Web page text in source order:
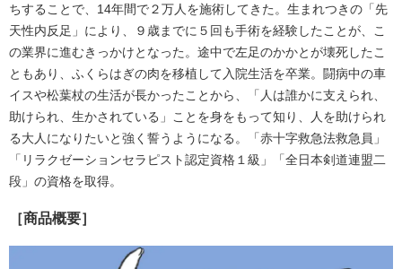
ちすることで、14年間で２万人を施術してきた。生まれつきの「先
天性内反足」により、９歳までに５回も手術を経験したことが、こ
の業界に進むきっかけとなった。途中で左足のかかとが壊死したこ
ともあり、ふくらはぎの肉を移植して入院生活を卒業。闘病中の車
イスや松葉杖の生活が長かったことから、「人は誰かに支えられ、
助けられ、生かされている」ことを身をもって知り、人を助けられ
る大人になりたいと強く誓うようになる。「赤十字救急法救急員」
「リラクゼーションセラピスト認定資格１級」「全日本剣道連盟二
段」の資格を取得。
［商品概要］